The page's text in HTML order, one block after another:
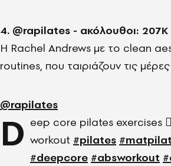
4. @rapilates - ακόλουθοι: 207Κ
H Rachel Andrews με το clean
routines, που ταιριάζουν τις
@rapilates
D eep core pilates exercises
workout #pilates
#deepcore #absworkout